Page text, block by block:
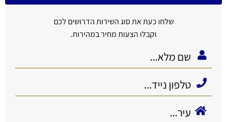
שלחו כעת את סוג השירות הדרושים לכם
וקבלו הצעות מחיר במהירות.